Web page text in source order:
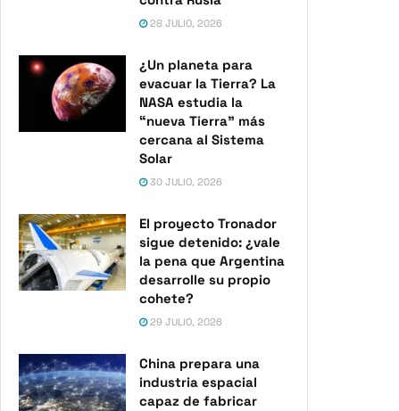
28 JULIO, 2026
¿Un planeta para
evacuar la Tierra? La
NASA estudia la
“nueva Tierra” más
cercana al Sistema
Solar
30 JULIO, 2026
El proyecto Tronador
sigue detenido: ¿vale
la pena que Argentina
desarrolle su propio
cohete?
29 JULIO, 2026
China prepara una
industria espacial
capaz de fabricar